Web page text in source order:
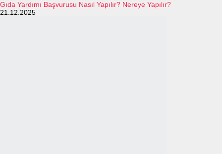
Gıda Yardımı Başvurusu Nasıl Yapılır? Nereye Yapılır?
21.12.2025